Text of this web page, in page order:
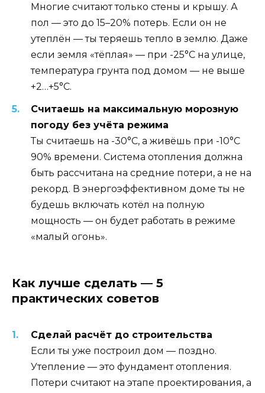
Многие считают только стены и крышу. А
пол — это до 15–20% потерь. Если он не
утеплён — ты теряешь тепло в землю. Даже
если земля «тёплая» — при -25°C на улице,
температура грунта под домом — не выше
+2…+5°C.
Считаешь на максимальную морозную
погоду без учёта режима
Ты считаешь на -30°C, а живёшь при -10°C
90% времени. Система отопления должна
быть рассчитана на средние потери, а не на
рекорд. В энергоэффективном доме ты не
будешь включать котёл на полную
мощность — он будет работать в режиме
«малый огонь».
Как лучше сделать — 5
практических советов
Сделай расчёт до строительства
Если ты уже построил дом — поздно.
Утепление — это фундамент отопления.
Потери считают на этапе проектирования, а